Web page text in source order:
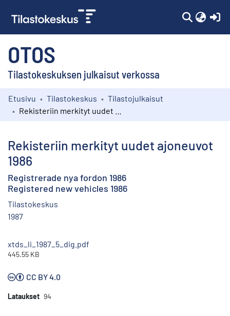
OTOS
Tilastokeskuksen julkaisut verkossa
Kokoelmat
Etusivu Tilastokeskus
Tilastojulkaisut
Rekisteriin merkityt uudet ajoneuvot
1986
Registrerade nya fordon 1986
Registered new vehicles 1986
Tilastokeskus
1987
xtds_li_1987_5_dig.pdf
445.55 KB
CC BY 4.0
Lataukset 94